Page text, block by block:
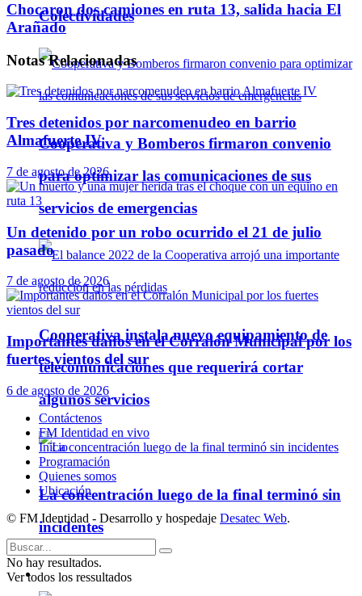
Colectividades
Cooperativa y Bomberos firmaron convenio
para optimizar las comunicaciones de sus
servicios de emergencias
Cooperativa instala nuevo equipamiento de
telecomunicaciones que requerirá cortar
algunos servicios
La concentración luego de la final terminó sin
incidentes
Policiales
Chocaron dos camiones en ruta 13, salida hacia El
Arañado
NotasRelacionadas
Tres detenidos por narcomenudeo en barrio
Almafuerte IV
7 de agosto de 2026
Un detenido por un robo ocurrido el 21 de julio
pasado
7 de agosto de 2026
Importantes daños en el Corralón Municipal por los
fuertes vientos del sur
6 de agosto de 2026
Contáctenos
FM Identidad en vivo
Inicio
Programación
Quienes somos
Ubicación
© FM Identidad - Desarrollo y hospedaje Desatec Web.
No hay resultados.
Ver todos los ressultados